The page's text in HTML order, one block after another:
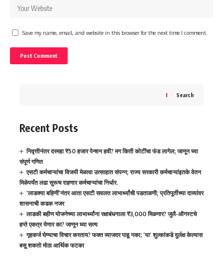
Save my name, email, and website in this browser for the next time I comment.
Search
Recent Posts
निवृत्तीनंतर दरमहा ₹50 हजार पेन्शन हवी? मग किती कोटींचा फंड लागेल; जाणून घ्या
संपूर्ण गणित
एसटी कर्मचाऱ्यांचा विजयी मेळावा उत्साहात संपन्न; राज्य सरकारी कर्मचाऱ्यांइतके वेतन
मिळेपर्यंत लढा सुरूच राहणार कर्मचाऱ्यांचा निर्धार.
‘लाडक्या बहिणीं’नंतर आता एसटी सवलत लाभार्थ्यांची पडताळणी; प्रतिपूर्तीच्या दाव्यांवर
शासनाची कडक नजर
लाडकी बहीण योजनेच्या लाभार्थ्यांना रक्षाबंधनाला ₹3,000 मिळणार? जुलै-ऑगस्टचे
हप्ते एकत्र येणार का? जाणून घ्या सत्य
गृहकर्ज घेण्याचा विचार करताय? फक्त व्याजदर पाहू नका; ‘या’ शुल्कांकडे दुर्लक्ष केल्यास
बसू शकतो मोठा आर्थिक फटका